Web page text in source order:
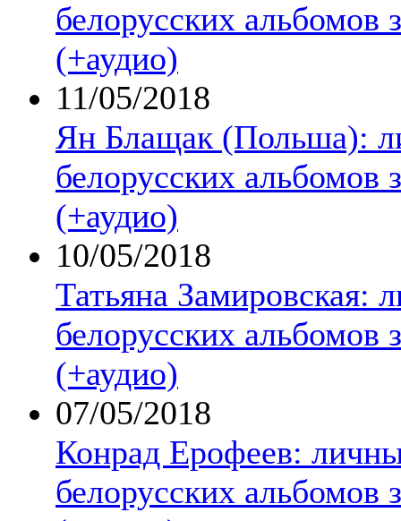
белорусских альбомов
(+аудио)
11/05/2018
Ян Блащак (Польша):
белорусских альбомов
(+аудио)
10/05/2018
Татьяна Замировская:
белорусских альбомов
(+аудио)
07/05/2018
Конрад Ерофеев:
белорусских альбомов